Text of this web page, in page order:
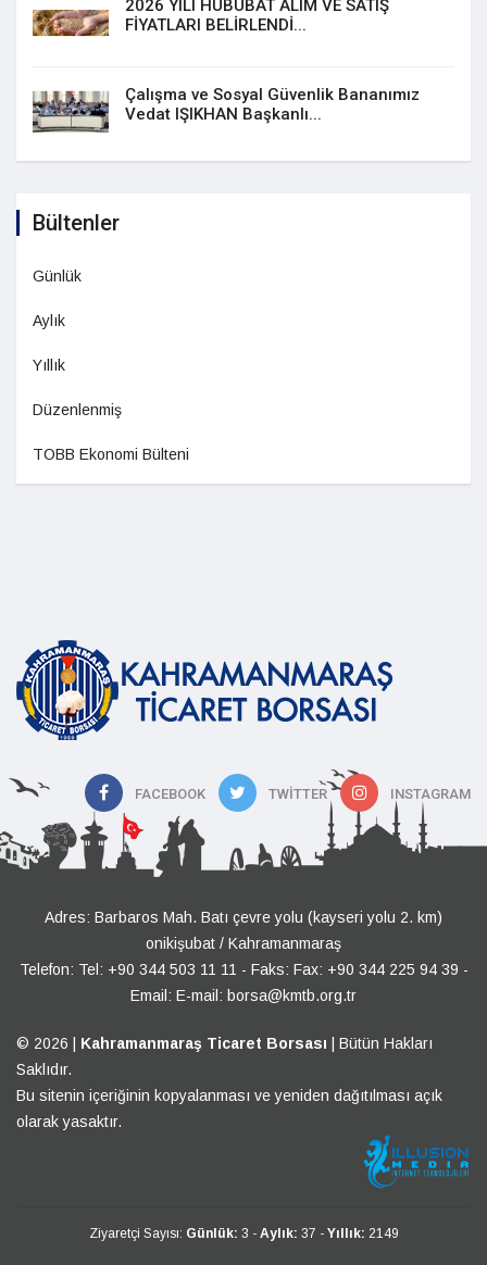
2026 YILI HUBUBAT ALIM VE SATIŞ
FİYATLARI BELİRLENDİ...
Çalışma ve Sosyal Güvenlik Bananımız
Vedat IŞIKHAN Başkanlı...
Bültenler
Günlük
Aylık
Yıllık
Düzenlenmiş
TOBB Ekonomi Bülteni
FACEBOOK TWITTER INSTAGRAM
Adres: Barbaros Mah. Batı çevre yolu (kayseri yolu 2. km)
onikişubat / Kahramanmaraş
Telefon: Tel: +90 344 503 11 11 - Faks: Fax: +90 344 225 94 39 -
Email: E-mail: borsa@kmtb.org.tr
© 2026 | Kahramanmaraş Ticaret Borsası | Bütün Hakları
Saklıdır.
Bu sitenin içeriğinin kopyalanması ve yeniden dağıtılması açık
olarak yasaktır.
Ziyaretçi Sayısı: Günlük: 3 - Aylık: 37 - Yıllık: 2149